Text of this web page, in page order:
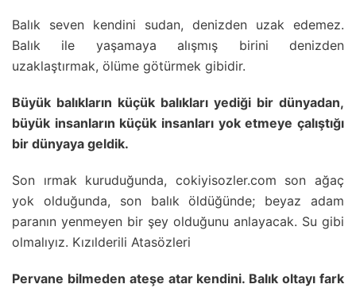
Balık seven kendini sudan, denizden uzak edemez.
Balık ile yaşamaya alışmış birini denizden
uzaklaştırmak, ölüme götürmek gibidir.
Büyük balıkların küçük balıkları yediği bir dünyadan,
büyük insanların küçük insanları yok etmeye çalıştığı
bir dünyaya geldik.
Son ırmak kuruduğunda, cokiyisozler.com son ağaç
yok olduğunda, son balık öldüğünde; beyaz adam
paranın yenmeyen bir şey olduğunu anlayacak. Su gibi
olmalıyız. Kızılderili Atasözleri
Pervane bilmeden ateşe atar kendini. Balık oltayı fark